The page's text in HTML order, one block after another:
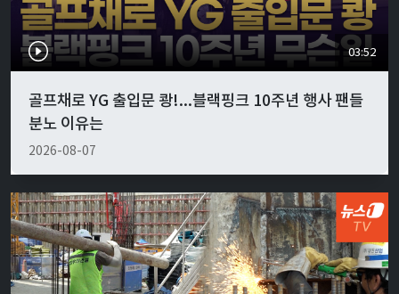
03:52
골프채로 YG 출입문 쾅!...블랙핑크 10주년 행사 팬들
분노 이유는
2026-08-07